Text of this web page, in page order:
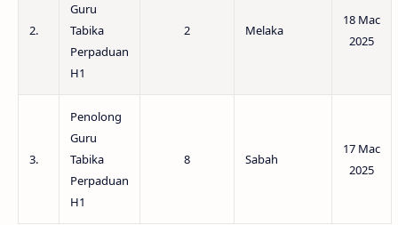
2.
Guru
Tabika
Perpaduan
H1
2 Melaka
18 Mac
2025
3.
Penolong
Guru
Tabika
Perpaduan
H1
8 Sabah
17 Mac
2025